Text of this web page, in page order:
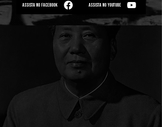
ASSISTA NO FACEBOOK ASSISTA NO YOUTUBE